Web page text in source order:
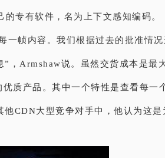
专有软件，名为上下文感知编码。
一帧内容。我们根据过去的批准情况
，Armshaw说。虽然交货成本是最
质产品。其中一个特性是查看每一
CDN大型竞争对手中，他认为这是